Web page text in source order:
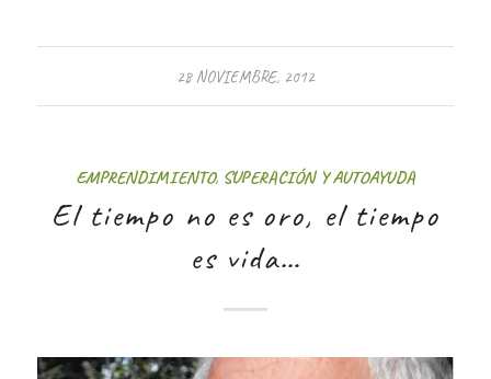
28 NOVIEMBRE, 2012
EMPRENDIMIENTO, SUPERACIÓN Y AUTOAYUDA
El tiempo no es oro, el tiempo
es vida…